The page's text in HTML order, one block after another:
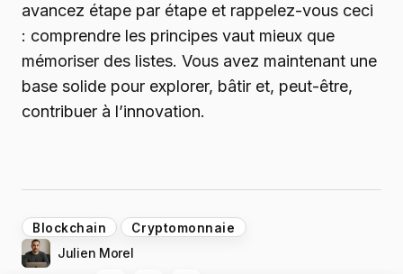
avancez étape par étape et rappelez-vous ceci
: comprendre les principes vaut mieux que
mémoriser des listes. Vous avez maintenant une
base solide pour explorer, bâtir et, peut-être,
contribuer à l’innovation.
Blockchain Cryptomonnaie
Julien Morel